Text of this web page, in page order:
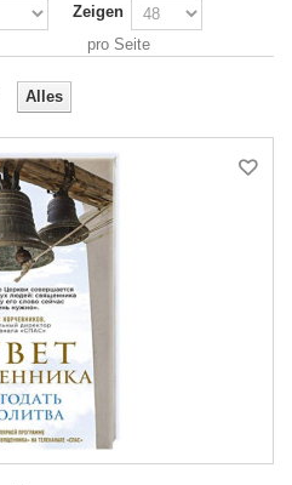
Zeigen
pro Seite
Alles